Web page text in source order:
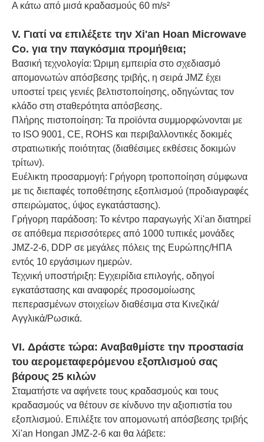
Α κάτω από μισά κραδασμούς 60 m/s²
V. Γιατί να επιλέξετε την Xi'an Hoan Microwave
Co. για την παγκόσμια προμήθεια;
Βασική τεχνολογία: Ώριμη εμπειρία στο σχεδιασμό
απομονωτών απόσβεσης τριβής, η σειρά JMZ έχει
υποστεί τρεις γενιές βελτιστοποίησης, οδηγώντας τον
κλάδο στη σταθερότητα απόσβεσης.
Πλήρης πιστοποίηση: Τα προϊόντα συμμορφώνονται με
το ISO 9001, CE, ROHS και περιβαλλοντικές δοκιμές
στρατιωτικής ποιότητας (διαθέσιμες εκθέσεις δοκιμών
τρίτων).
Ευέλικτη προσαρμογή: Γρήγορη τροποποίηση σύμφωνα
με τις διεπαφές τοποθέτησης εξοπλισμού (προδιαγραφές
σπειρώματος, ύψος εγκατάστασης).
Γρήγορη παράδοση: Το κέντρο παραγωγής Xi'an διατηρεί
σε απόθεμα περισσότερες από 1000 τυπικές μονάδες
JMZ-2-6, DDP σε μεγάλες πόλεις της Ευρώπης/ΗΠΑ
εντός 10 εργάσιμων ημερών.
Τεχνική υποστήριξη: Εγχειρίδια επιλογής, οδηγοί
εγκατάστασης και αναφορές προσομοίωσης
πεπερασμένων στοιχείων διαθέσιμα στα Κινεζικά/
Αγγλικά/Ρωσικά.
VI. Δράστε τώρα: Αναβαθμίστε την προστασία
του αερομεταφερόμενου εξοπλισμού σας
βάρους 25 κιλών
Σταματήστε να αφήνετε τους κραδασμούς και τους
κραδασμούς να θέτουν σε κίνδυνο την αξιοπιστία του
εξοπλισμού. Επιλέξτε τον απομονωτή απόσβεσης τριβής
Xi'an Hongan JMZ-2-6 και θα λάβετε: